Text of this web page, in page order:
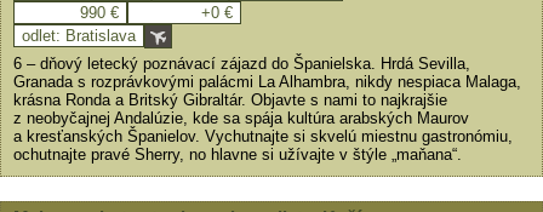
990 €
+0 €
odlet: Bratislava
6 – dňový letecký poznávací zájazd do Španielska. Hrdá Sevilla,
Granada s rozprávkovými palácmi La Alhambra, nikdy nespiaca Malaga,
krásna Ronda a Britský Gibraltár. Objavte s nami to najkrajšie
z neobyčajnej Andalúzie, kde sa spája kultúra arabských Maurov
a kresťanských Španielov. Vychutnajte si skvelú miestnu gastronómiu,
ochutnajte pravé Sherry, no hlavne si užívajte v štýle „maňana“.